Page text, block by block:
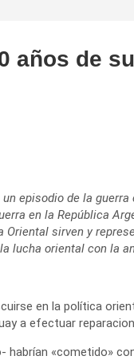
años de
episodio de la
en la República
Oriental sirven y
lucha oriental con la
en la política
a efectuar
«cometido»